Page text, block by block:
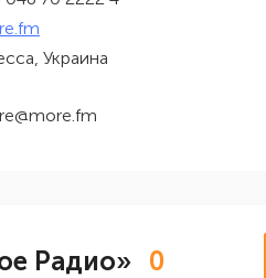
Украина
Радио» 0